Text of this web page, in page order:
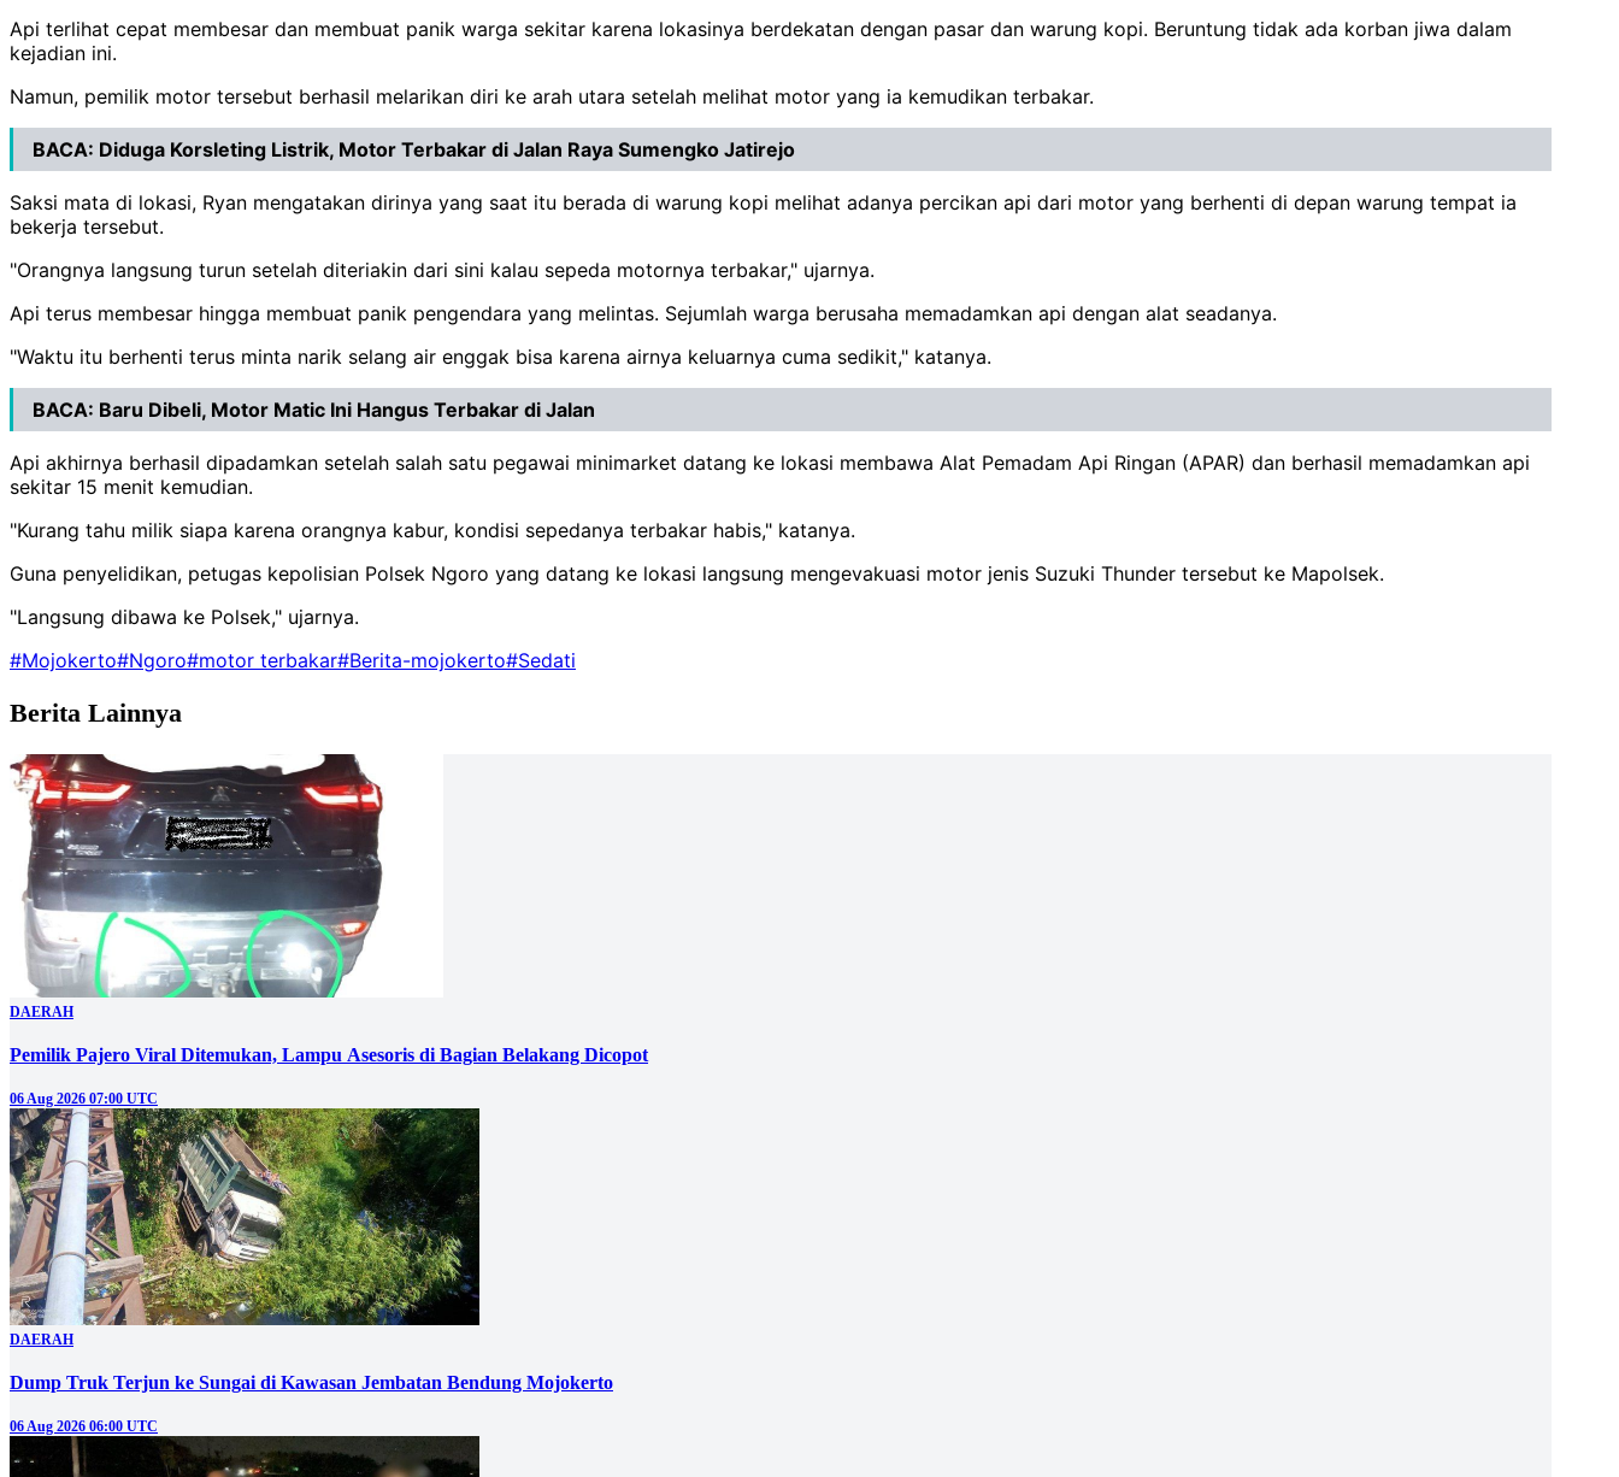
Api terlihat cepat membesar dan membuat panik warga sekitar karena lokasinya berdekatan dengan pasar dan warung kopi. Beruntung tidak ada korban jiwa dalam
kejadian ini.
Namun, pemilik motor tersebut berhasil melarikan diri ke arah utara setelah melihat motor yang ia kemudikan terbakar.
BACA: Diduga Korsleting Listrik, Motor Terbakar di Jalan Raya Sumengko Jatirejo
Saksi mata di lokasi, Ryan mengatakan dirinya yang saat itu berada di warung kopi melihat adanya percikan api dari motor yang berhenti di depan warung tempat ia
bekerja tersebut.
"Orangnya langsung turun setelah diteriakin dari sini kalau sepeda motornya terbakar," ujarnya.
Api terus membesar hingga membuat panik pengendara yang melintas. Sejumlah warga berusaha memadamkan api dengan alat seadanya.
"Waktu itu berhenti terus minta narik selang air enggak bisa karena airnya keluarnya cuma sedikit," katanya.
BACA: Baru Dibeli, Motor Matic Ini Hangus Terbakar di Jalan
Api akhirnya berhasil dipadamkan setelah salah satu pegawai minimarket datang ke lokasi membawa Alat Pemadam Api Ringan (APAR) dan berhasil memadamkan api
sekitar 15 menit kemudian.
"Kurang tahu milik siapa karena orangnya kabur, kondisi sepedanya terbakar habis," katanya.
Guna penyelidikan, petugas kepolisian Polsek Ngoro yang datang ke lokasi langsung mengevakuasi motor jenis Suzuki Thunder tersebut ke Mapolsek.
"Langsung dibawa ke Polsek," ujarnya.
#Mojokerto#Ngoro#motor terbakar#Berita-mojokerto#Sedati
Berita Lainnya
DAERAH
Pemilik Pajero Viral Ditemukan, Lampu Asesoris di Bagian Belakang Dicopot
06 Aug 2026 07:00 UTC
DAERAH
Dump Truk Terjun ke Sungai di Kawasan Jembatan Bendung Mojokerto
06 Aug 2026 06:00 UTC